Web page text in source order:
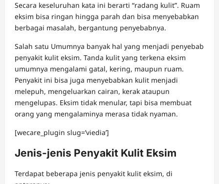
Secara keseluruhan kata ini berarti “radang kulit”. Ruam
eksim bisa ringan hingga parah dan bisa menyebabkan
berbagai masalah, bergantung penyebabnya.
Salah satu Umumnya banyak hal yang menjadi penyebab
penyakit kulit eksim. Tanda kulit yang terkena eksim
umumnya mengalami gatal, kering, maupun ruam.
Penyakit ini bisa juga menyebabkan kulit menjadi
melepuh, mengeluarkan cairan, kerak ataupun
mengelupas. Eksim tidak menular, tapi bisa membuat
orang yang mengalaminya merasa tidak nyaman.
[wecare_plugin slug=’viedia’]
Jenis-jenis Penyakit Kulit Eksim
Terdapat beberapa jenis penyakit kulit eksim, di